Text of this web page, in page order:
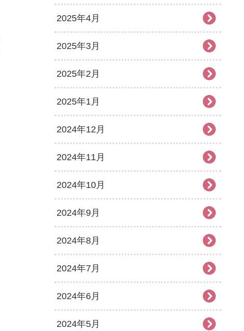
2025年4月
2025年3月
2025年2月
2025年1月
2024年12月
2024年11月
2024年10月
2024年9月
2024年8月
2024年7月
2024年6月
2024年5月